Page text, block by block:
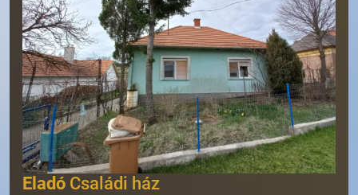
Eladó Családi ház